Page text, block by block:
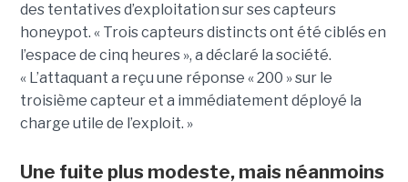
des tentatives d’exploitation sur ses capteurs
honeypot. « Trois capteurs distincts ont été ciblés en
l’espace de cinq heures », a déclaré la société.
« L’attaquant a reçu une réponse « 200 » sur le
troisième capteur et a immédiatement déployé la
charge utile de l’exploit. »
Une fuite plus modeste, mais néanmoins